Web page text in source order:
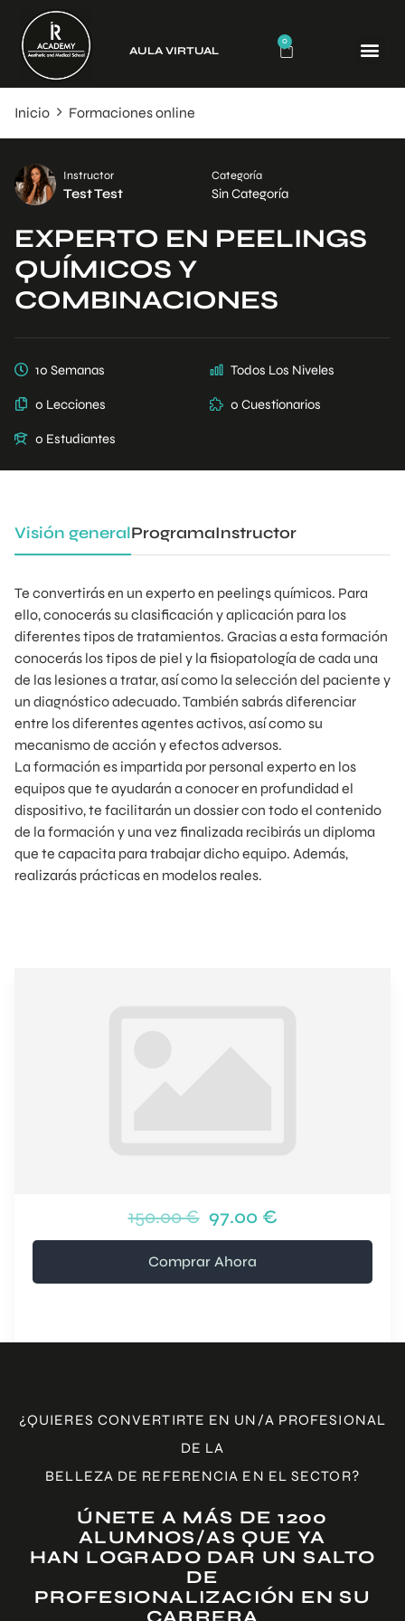
AULA VIRTUAL
0
Inicio Formaciones online
Instructor
Test Test
Categoría
Sin Categoría
EXPERTO EN PEELINGS
QUÍMICOS Y
COMBINACIONES
10 Semanas Todos Los Niveles
0 Lecciones 0 Cuestionarios
0 Estudiantes
Visión generalProgramaInstructor
Te convertirás en un experto en peelings químicos. Para
ello, conocerás su clasificación y aplicación para los
diferentes tipos de tratamientos. Gracias a esta formación
conocerás los tipos de piel y la fisiopatología de cada una
de las lesiones a tratar, así como la selección del paciente y
un diagnóstico adecuado. También sabrás diferenciar
entre los diferentes agentes activos, así como su
mecanismo de acción y efectos adversos.
La formación es impartida por personal experto en los
equipos que te ayudarán a conocer en profundidad el
dispositivo, te facilitarán un dossier con todo el contenido
de la formación y una vez finalizada recibirás un diploma
que te capacita para trabajar dicho equipo. Además,
realizarás prácticas en modelos reales.
150.00 € 97.00 €
Comprar Ahora
¿QUIERES CONVERTIRTE EN UN/A PROFESIONAL
DE LA
BELLEZA DE REFERENCIA EN EL SECTOR?
ÚNETE A MÁS DE 1200
ALUMNOS/AS QUE YA
HAN LOGRADO DAR UN SALTO
DE
PROFESIONALIZACIÓN EN SU